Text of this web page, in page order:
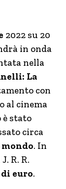
2022 su 20
in onda
nella
La
con
al cinema
è stato
circa
. In
R. R.
euro.